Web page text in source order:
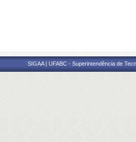
SIGAA | UFABC - Superintendência de